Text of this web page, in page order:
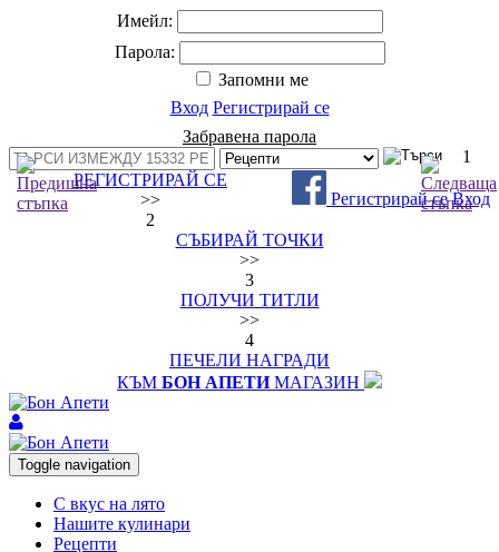
Имейл:
Парола:
Запомни ме
Вход Регистрирай се
Забравена парола
Регистрирай се Вход
1
РЕГИСТРИРАЙ СЕ
>>
2
СЪБИРАЙ ТОЧКИ
>>
3
ПОЛУЧИ ТИТЛИ
>>
4
ПЕЧЕЛИ НАГРАДИ
КЪМ БОН АПЕТИМАГАЗИН
Toggle navigation
С вкус на лято
Нашите кулинари
Рецепти